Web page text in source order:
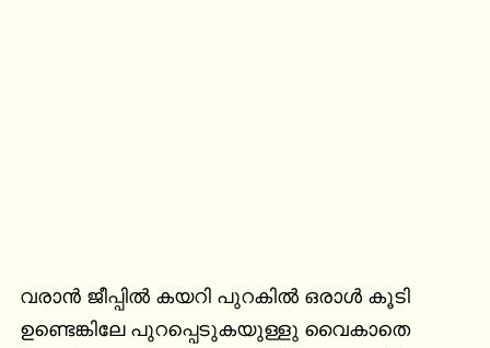
വരാൻ ജീപ്പിൽ കയറി പുറകിൽ ഒരാൾ കൂടി
ഉണ്ടെങ്കിലേ പുറപ്പെടുകയുള്ളു വൈകാതെ